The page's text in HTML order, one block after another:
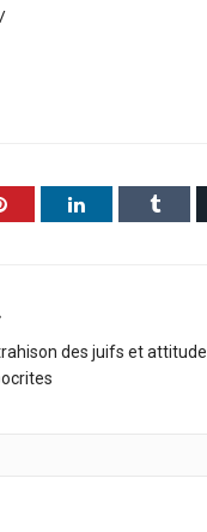
Pinterest LinkedIn Tumblr
des juifs et attitude